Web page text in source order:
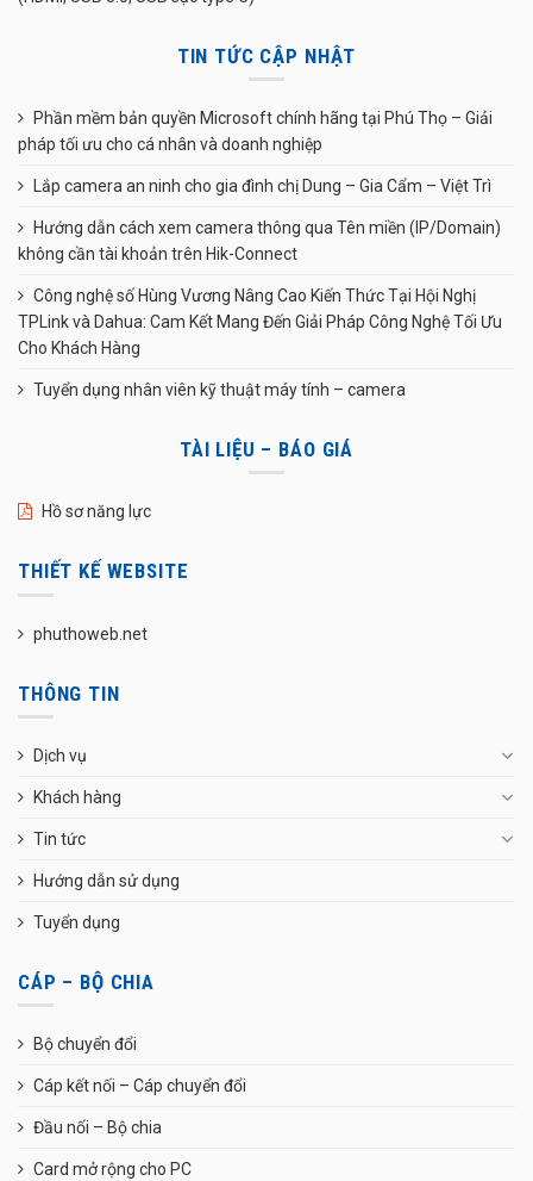
TIN TỨC CẬP NHẬT
Phần mềm bản quyền Microsoft chính hãng tại Phú Thọ – Giải
pháp tối ưu cho cá nhân và doanh nghiệp
Lắp camera an ninh cho gia đình chị Dung – Gia Cẩm – Việt Trì
Hướng dẫn cách xem camera thông qua Tên miền (IP/Domain)
không cần tài khoản trên Hik-Connect
Công nghệ số Hùng Vương Nâng Cao Kiến Thức Tại Hội Nghị
TPLink và Dahua: Cam Kết Mang Đến Giải Pháp Công Nghệ Tối Ưu
Cho Khách Hàng
Tuyển dụng nhân viên kỹ thuật máy tính – camera
TÀI LIỆU – BÁO GIÁ
Hồ sơ năng lực
THIẾT KẾ WEBSITE
phuthoweb.net
THÔNG TIN
Dịch vụ
Khách hàng
Tin tức
Hướng dẫn sử dụng
Tuyển dụng
CÁP – BỘ CHIA
Bộ chuyển đổi
Cáp kết nối – Cáp chuyển đổi
Đầu nối – Bộ chia
Card mở rộng cho PC